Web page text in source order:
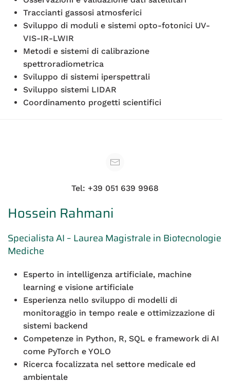
Traccianti gassosi atmosferici
Sviluppo di moduli e sistemi opto-fotonici UV-
VIS-IR-LWIR
Metodi e sistemi di calibrazione
spettroradiometrica
Sviluppo di sistemi iperspettrali
Sviluppo sistemi LIDAR
Coordinamento progetti scientifici
Tel: +39 051 639 9968
Hossein Rahmani
Specialista AI – Laurea Magistrale in Biotecnologie
Mediche
Esperto in intelligenza artificiale, machine
learning e visione artificiale
Esperienza nello sviluppo di modelli di
monitoraggio in tempo reale e ottimizzazione di
sistemi backend
Competenze in Python, R, SQL e framework di AI
come PyTorch e YOLO
Ricerca focalizzata nel settore medicale ed
ambientale